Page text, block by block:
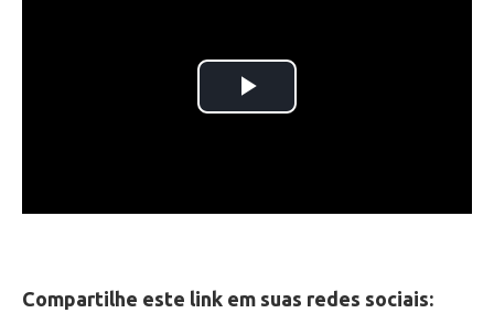
Compartilhe este link em suas redes sociais: